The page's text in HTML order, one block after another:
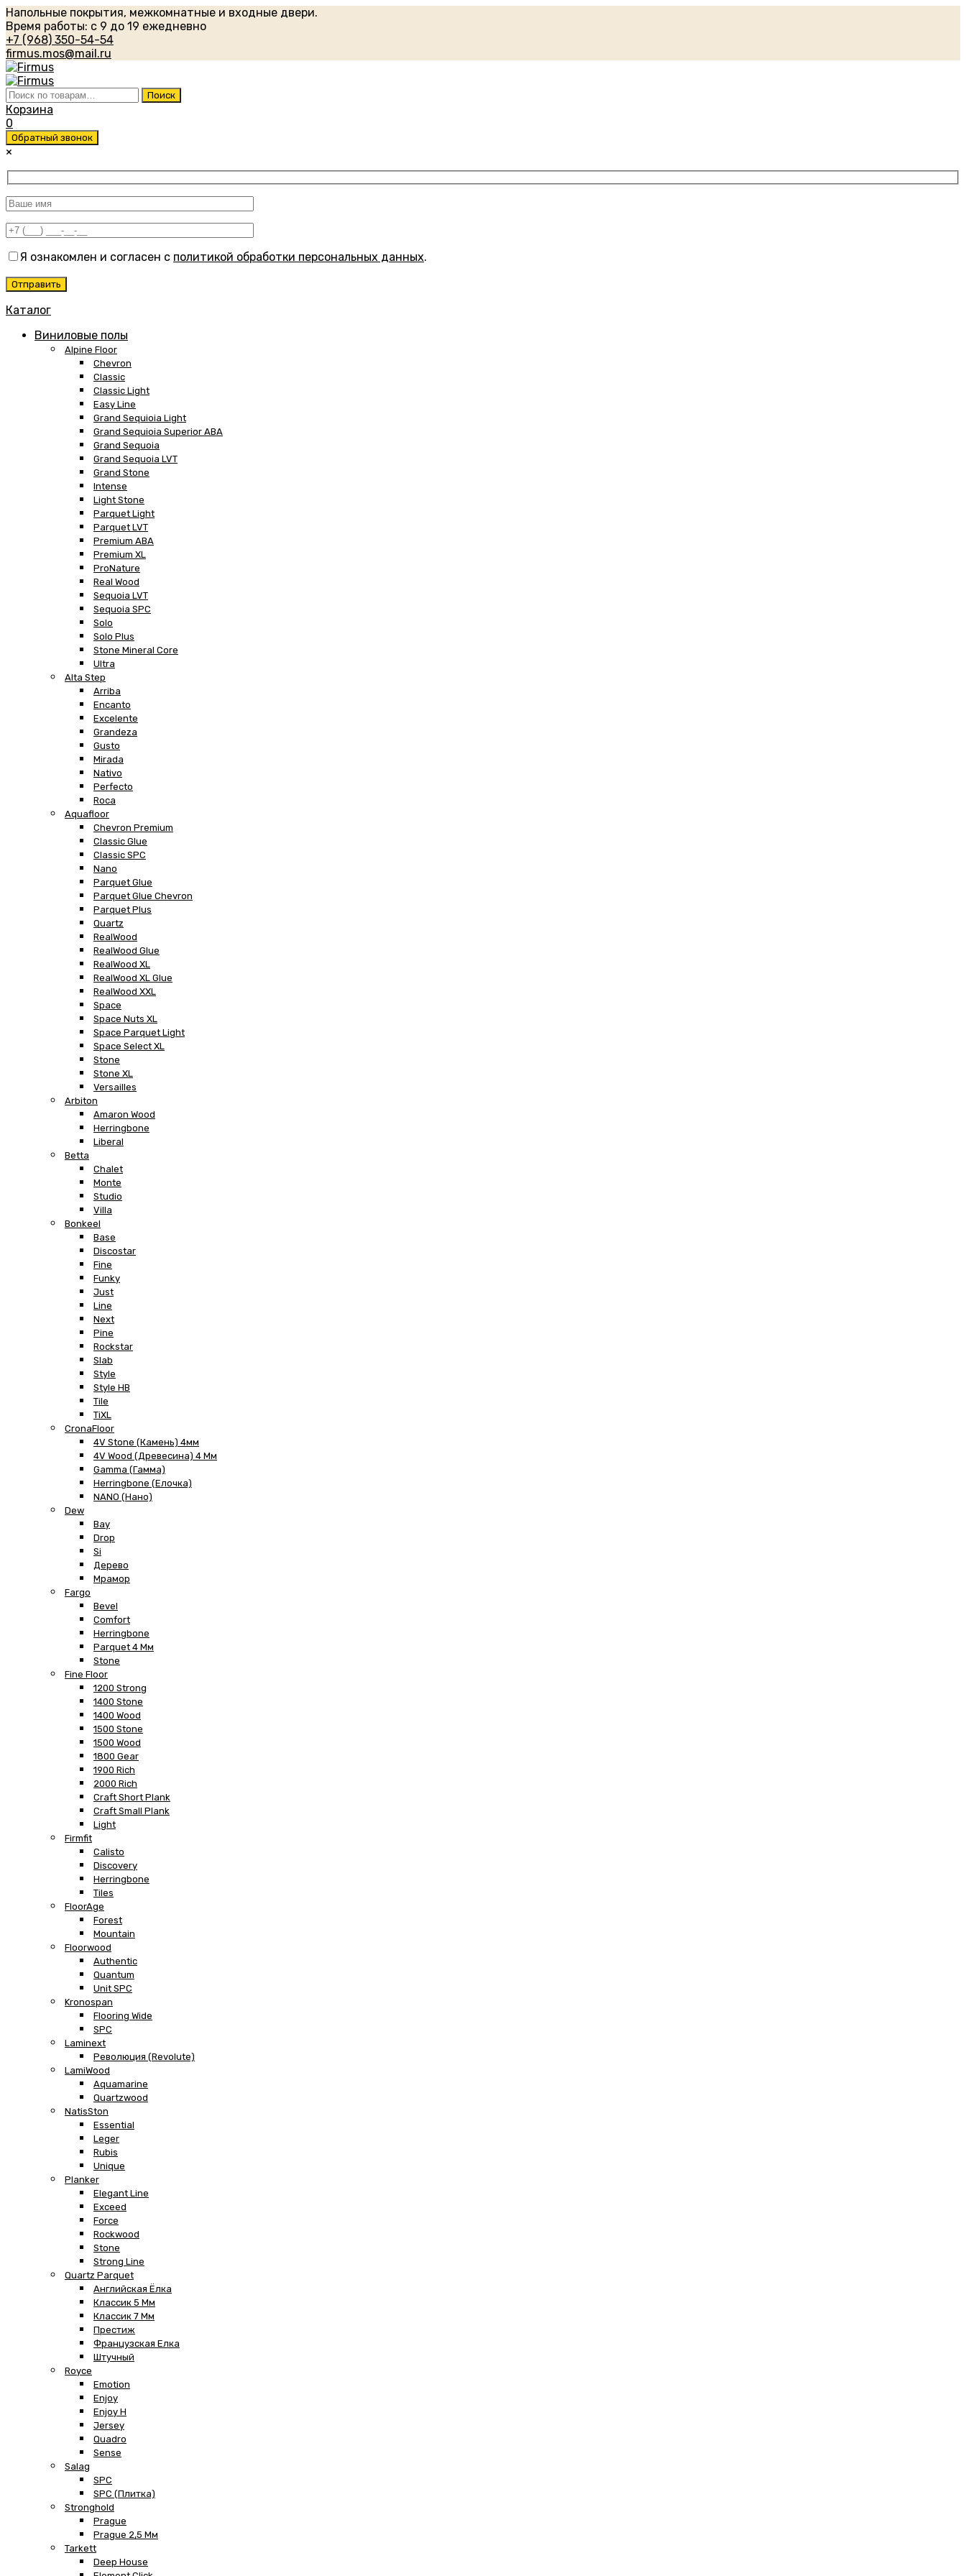
Напольные покрытия, межкомнатные и входные двери.
Время работы: с 9 до 19 ежедневно
+7 (968) 350-54-54
firmus.mos@mail.ru
Искать: Поиск
Корзина
0
Обратный звонок
×
Я ознакомлен и согласен с политикой обработки персональных данных.
Каталог
Виниловые полы
Alpine Floor
Chevron
Classic
Classic Light
Easy Line
Grand Sequioia Light
Grand Sequioia Superior ABA
Grand Sequoia
Grand Sequoia LVT
Grand Stone
Intense
Light Stone
Parquet Light
Parquet LVT
Premium ABA
Premium XL
ProNature
Real Wood
Sequoia LVT
Sequoia SPC
Solo
Solo Plus
Stone Mineral Core
Ultra
Alta Step
Arriba
Encanto
Excelente
Grandeza
Gusto
Mirada
Nativo
Perfecto
Roca
Aquafloor
Chevron Premium
Classic Glue
Classic SPC
Nano
Parquet Glue
Parquet Glue Chevron
Parquet Plus
Quartz
RealWood
RealWood Glue
RealWood XL
RealWood XL Glue
RealWood XXL
Space
Space Nuts XL
Space Parquet Light
Space Select XL
Stone
Stone XL
Versailles
Arbiton
Amaron Wood
Herringbone
Liberal
Betta
Chalet
Monte
Studio
Villa
Bonkeel
Base
Discostar
Fine
Funky
Just
Line
Next
Pine
Rockstar
Slab
Style
Style HB
Tile
TiXL
CronaFloor
4V Stone (Камень) 4мм
4V Wood (Древесина) 4 Мм
Gamma (Гамма)
Herringbone (Елочка)
NANO (Нано)
Dew
Bay
Drop
Si
Дерево
Мрамор
Fargo
Bevel
Comfort
Herringbone
Parquet 4 Мм
Stone
Fine Floor
1200 Strong
1400 Stone
1400 Wood
1500 Stone
1500 Wood
1800 Gear
1900 Rich
2000 Rich
Craft Short Plank
Craft Small Plank
Light
Firmfit
Calisto
Discovery
Herringbone
Tiles
FloorAge
Forest
Mountain
Floorwood
Authentic
Quantum
Unit SPC
Kronospan
Flooring Wide
SPC
Laminext
Революция (Revolute)
LamiWood
Aquamarine
Quartzwood
NatisSton
Essential
Leger
Rubis
Unique
Planker
Elegant Line
Exceed
Force
Rockwood
Stone
Strong Line
Quartz Parquet
Английская Ёлка
Классик 5 Мм
Классик 7 Мм
Престиж
Французская Елка
Штучный
Royce
Emotion
Enjoy
Enjoy H
Jersey
Quadro
Sense
Salag
SPC
SPC (плитка)
Stronghold
Prague
Prague 2,5 Мм
Tarkett
Deep House